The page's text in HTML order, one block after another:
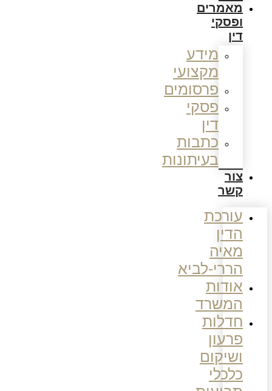
מאמרים
ופסקי
דין
מידע
מקצועי
פרסומים
פסקי
דין
כתבות
בעיתונות
צור
קשר
עורכת
הדין
מאיה
הררי-לביא
אודות
המשרד
חדלות
פרעון
ושיקום
כלכלי